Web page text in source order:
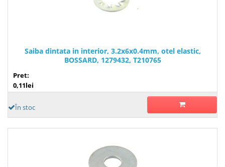
Saiba dintata in interior, 3.2x6x0.4mm, otel elastic,
BOSSARD, 1279432, T210765
Pret:
0,11lei
În stoc